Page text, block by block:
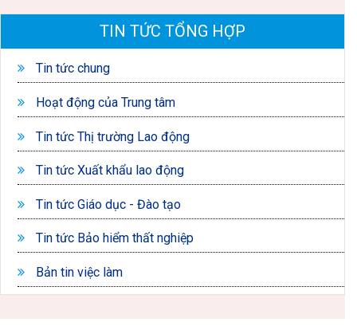
TIN TỨC TỔNG HỢP
Tin tức chung
Hoạt động của Trung tâm
Tin tức Thị trường Lao động
Tin tức Xuất khẩu lao động
Tin tức Giáo dục - Đào tạo
Tin tức Bảo hiểm thất nghiệp
Bản tin việc làm